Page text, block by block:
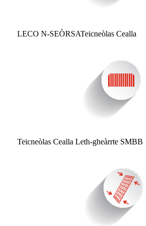
LECO N-SEÒRSATeicneòlas Cealla
Teicneòlas Cealla Leth-gheàrrte SMBB